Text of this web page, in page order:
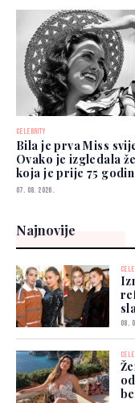
CELEBRITY
Bila je prva Miss
Ovako je izgledala
koja je prije 75
u historiju
07. 08. 2026.
Najnovije
08.